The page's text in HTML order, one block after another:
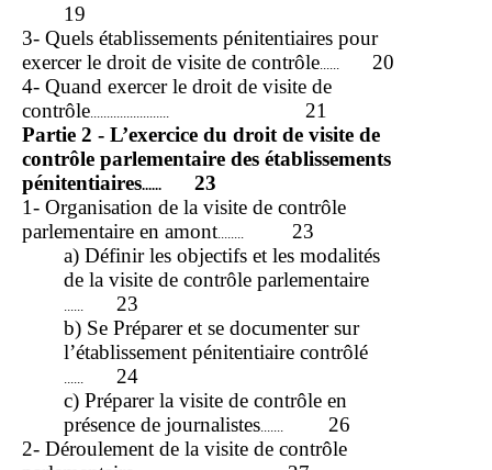
19
3- Quels établissements pénitentiaires pour
exercer le droit de visite de contrôle
20
4- Quand exercer le droit de visite de
contrôle
21
Partie 2 - L’exercice du droit de visite de
contrôle parlementaire des établissements
pénitentiaires......
23
1- Organisation de la visite de contrôle
parlementaire en amont
23
a) Définir les objectifs et les modalités
de la visite de contrôle parlementaire
23
b) Se Préparer et se documenter sur
l’établissement pénitentiaire contrôlé
24
c) Préparer la visite de contrôle en
présence de journalistes.......
26
2- Déroulement de la visite de contrôle